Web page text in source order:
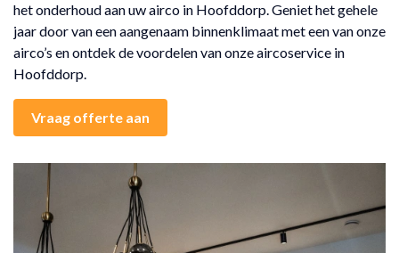
het onderhoud aan uw airco in Hoofddorp. Geniet het gehele
jaar door van een aangenaam binnenklimaat met een van onze
airco’s en ontdek de voordelen van onze aircoservice in
Hoofddorp.
Vraag offerte aan